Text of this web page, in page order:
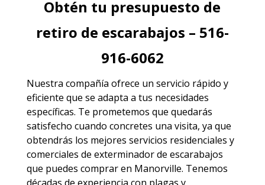
Obtén tu presupuesto de
retiro de escarabajos – 516-
916-6062
Nuestra compañía ofrece un servicio rápido y
eficiente que se adapta a tus necesidades
específicas. Te prometemos que quedarás
satisfecho cuando concretes una visita, ya que
obtendrás los mejores servicios residenciales y
comerciales de exterminador de escarabajos
que puedes comprar en Manorville. Tenemos